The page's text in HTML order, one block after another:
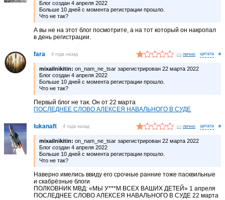
Блог создан 4 апреля 2022
Больше 10 дней с момента регистрации прошло.
Что не так?
А вы не на этот блог посмотрите, а на тот который он накропал
в день регистрации.
fara 4 года назад лично #
mixailnikitin: on_nam_ne_tsar зарегистрирован 22 марта 2022
Блог создан 4 апреля 2022
Больше 10 дней с момента регистрации прошло.
Что не так?
Первый блог не так. Он от 22 марта
ПОСЛЕДНЕЕ СЛОВО АЛЕКСЕЯ НАВАЛЬНОГО В СУДЕ
lukanaft 4 года назад лично #
mixailnikitin: on_nam_ne_tsar зарегистрирован 22 марта 2022
Блог создан 4 апреля 2022
Больше 10 дней с момента регистрации прошло.
Что не так?
Наверно имелись ввиду его срочные ранние тоже пасквильные
и скабрёзные блоги
ПОЛКОВНИК МВД: «МЫ У***М ВСЕХ ВАШИХ ДЕТЕЙ» 1 апреля
ПОСЛЕДНЕЕ СЛОВО АЛЕКСЕЯ НАВАЛЬНОГО В СУДЕ 22 марта